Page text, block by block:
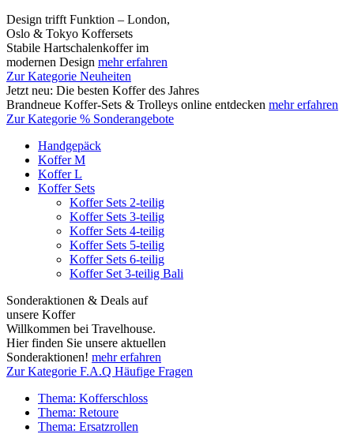
Design trifft Funktion – London,
Oslo & Tokyo Koffersets
Stabile Hartschalenkoffer im
modernen Design mehr erfahren
Zur Kategorie Neuheiten
Jetzt neu: Die besten Koffer des Jahres
Brandneue Koffer-Sets & Trolleys online entdecken mehr erfahren
Zur Kategorie % Sonderangebote
Handgepäck
Koffer M
Koffer L
Koffer Sets
Koffer Sets 2-teilig
Koffer Sets 3-teilig
Koffer Sets 4-teilig
Koffer Sets 5-teilig
Koffer Sets 6-teilig
Koffer Set 3-teilig Bali
Sonderaktionen & Deals auf
unsere Koffer
Willkommen bei Travelhouse.
Hier finden Sie unsere aktuellen
Sonderaktionen! mehr erfahren
Zur Kategorie F.A.Q Häufige Fragen
Thema: Kofferschloss
Thema: Retoure
Thema: Ersatzrollen